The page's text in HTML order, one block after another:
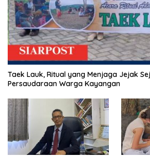
Taek Lauk, Ritual yang Menjaga Jejak
Persaudaraan Warga Kayangan